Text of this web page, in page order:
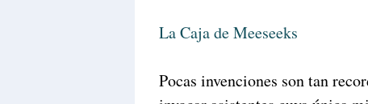
La Caja de Meeseeks
Pocas invenciones son tan